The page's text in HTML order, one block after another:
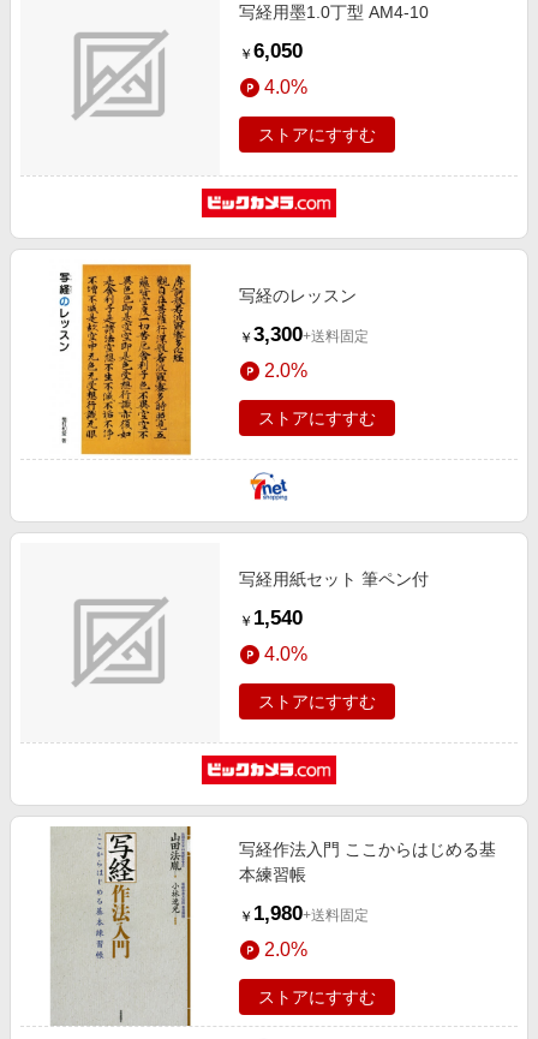
写経用墨1.0丁型 AM4-10
￥ 6,050
4.0%
ストアにすすむ
写経のレッスン
￥ 3,300+送料固定
2.0%
ストアにすすむ
写経用紙セット 筆ペン付
￥ 1,540
4.0%
ストアにすすむ
写経作法入門 ここからはじめる基
本練習帳
￥ 1,980+送料固定
2.0%
ストアにすすむ